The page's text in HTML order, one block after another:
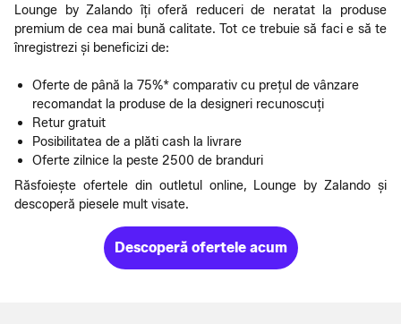
Lounge by Zalando îți oferă reduceri de neratat la produse
premium de cea mai bună calitate. Tot ce trebuie să faci e să te
înregistrezi și beneficizi de:
Oferte de până la 75%* comparativ cu prețul de vânzare
recomandat la produse de la designeri recunoscuți
Retur gratuit
Posibilitatea de a plăti cash la livrare
Oferte zilnice la peste 2500 de branduri
Răsfoiește ofertele din outletul online, Lounge by Zalando și
descoperă piesele mult visate.
Descoperă ofertele acum